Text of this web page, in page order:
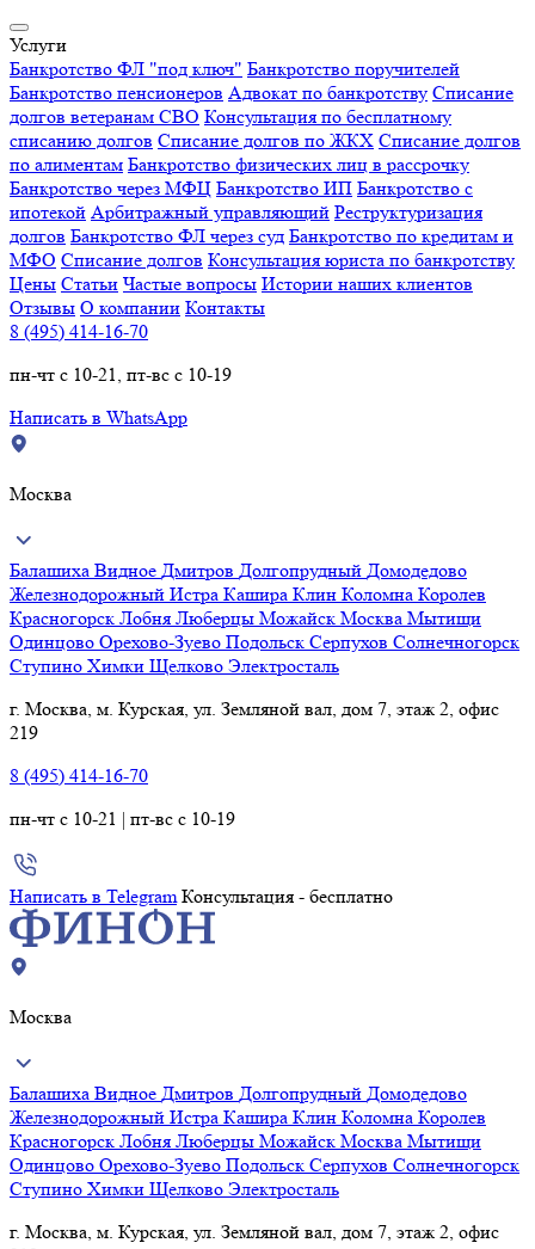
Услуги
Банкротство ФЛ "под ключ" Банкротство поручителей
Банкротство пенсионеров Адвокат по банкротству Списание
долгов ветеранам СВО Консультация по бесплатному
списанию долгов Списание долгов по ЖКХ Списание долгов
по алиментам Банкротство физических лиц в рассрочку
Банкротство через МФЦ Банкротство ИП Банкротство с
ипотекой Арбитражный управляющий Реструктуризация
долгов Банкротство ФЛ через суд Банкротство по кредитам и
МФО Списание долгов Консультация юриста по банкротству
Цены Статьи Частые вопросы Истории наших клиентов
Отзывы О компании Контакты
8 (495) 414-16-70
пн-чт с 10-21, пт-вс с 10-19
Написать в WhatsApp
Москва
Балашиха Видное Дмитров Долгопрудный Домодедово
Железнодорожный Истра Кашира Клин Коломна Королев
Красногорск Лобня Люберцы Можайск Москва Мытищи
Одинцово Орехово-Зуево Подольск Серпухов Солнечногорск
Ступино Химки Щелково Электросталь
г. Москва, м. Курская, ул. Земляной вал, дом 7, этаж 2, офис
219
8 (495) 414-16-70
пн-чт с 10-21 | пт-вс с 10-19
Написать в Telegram Консультация - бесплатно
Москва
Балашиха Видное Дмитров Долгопрудный Домодедово
Железнодорожный Истра Кашира Клин Коломна Королев
Красногорск Лобня Люберцы Можайск Москва Мытищи
Одинцово Орехово-Зуево Подольск Серпухов Солнечногорск
Ступино Химки Щелково Электросталь
г. Москва, м. Курская, ул. Земляной вал, дом 7, этаж 2, офис